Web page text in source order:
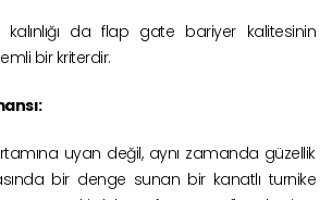
da flap gate bariyer kalitesinin
bir kriterdir.
uyan değil, aynı zamanda güzellik
bir denge sunan bir kanatlı turnike